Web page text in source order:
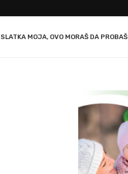
SLATKA MOJA, OVO MORAŠ DA PROBAŠ